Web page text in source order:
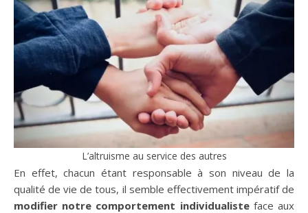
L’altruisme au service des autres
En effet, chacun étant responsable à son niveau de la
qualité de vie de tous, il semble effectivement impératif de
modifier notre comportement individualisteface aux